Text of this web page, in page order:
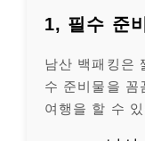
1, 필수 준
남산 백패킹은
수 준비물을 꼼
여행을 할 수